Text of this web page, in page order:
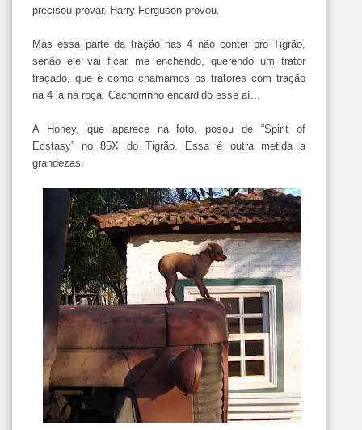
precisou provar. Harry Ferguson provou.
Mas essa parte da tração nas 4 não contei pro Tigrão,
senão ele vai ficar me enchendo, querendo um trator
traçado, que é como chamamos os tratores com tração
na 4 lá na roça. Cachorrinho encardido esse aí...
A Honey, que aparece na foto, posou de “Spirit of
Ecstasy” no 85X do Tigrão. Essa é outra metida a
grandezas.